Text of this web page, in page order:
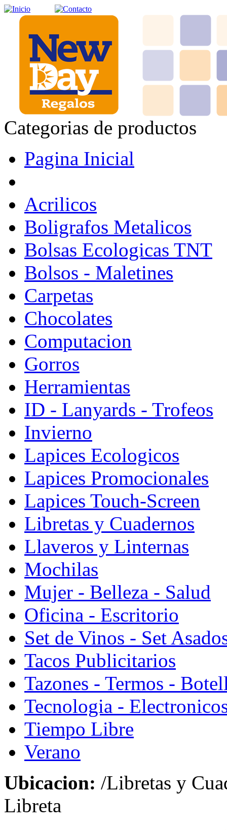
Categorias de productos
Pagina Inicial
Acrilicos
Boligrafos Metalicos
Bolsas Ecologicas TNT
Bolsos - Maletines
Carpetas
Chocolates
Computacion
Gorros
Herramientas
ID - Lanyards - Trofeos
Invierno
Lapices Ecologicos
Lapices Promocionales
Lapices Touch-Screen
Libretas y Cuadernos
Llaveros y Linternas
Mochilas
Mujer - Belleza - Salud
Oficina - Escritorio
Set de Vinos - Set
Tacos Publicitarios
Tazones - Termos -
Tecnologia -
Tiempo Libre
Verano
Ubicacion: /Libretas y
Libreta